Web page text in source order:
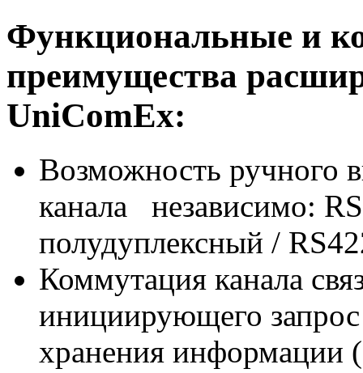
Функциональные и
преимущества
UniComEx:
Возможность ручного
канала независимо:
полудуплексный /
Коммутация канала
инициирующего
хранения информации